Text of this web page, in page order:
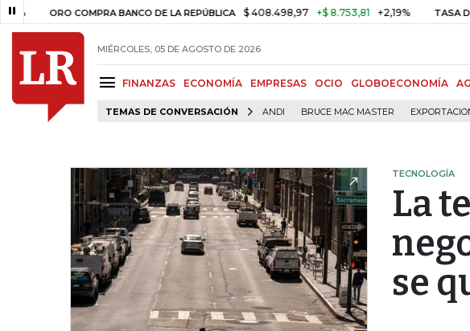
ORO COMPRA BANCO DE LA REPÚBLICA $ 408.498,97 +$ 8.753,81 +2,19% TASA DE
MIÉRCOLES, 05 DE AGOSTO DE 2026
FINANZAS ECONOMÍA EMPRESAS OCIO GLOBOECONOMÍA
TEMAS DE CONVERSACIÓN ANDI BRUCE MAC MASTER
TECNOLOGÍA
La
se